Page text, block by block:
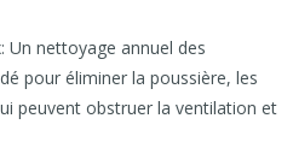
Un nettoyage annuel des
pour éliminer la poussière, les
peuvent obstruer la ventilation et